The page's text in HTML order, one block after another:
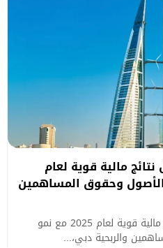
مالية قوية لعام
الأصول وحقوق المساهمين
بي اتش ام كابيتال تسجل نتائج مالية قوية لعام 2025 مع نمو
والربحية دبي،...